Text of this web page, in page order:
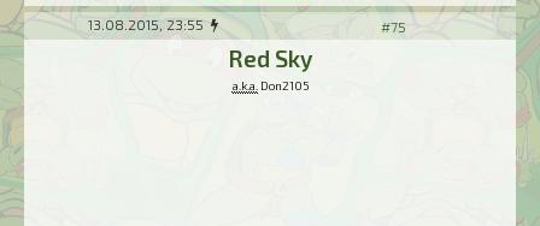
13.08.2015, 23:55 #75
Red Sky
a.k.a. Don2105